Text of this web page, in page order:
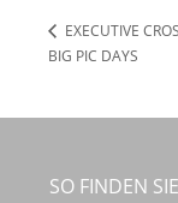
EXECUTIVE
BIG PIC DAYS
SO FINDEN